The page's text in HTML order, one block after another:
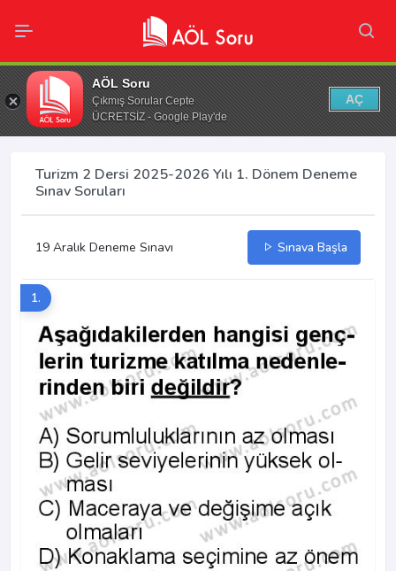
AÖL Soru
Çıkmış Sorular Cepte
ÜCRETSİZ - Google Play'de
AÇ
Turizm 2 Dersi 2025-2026 Yılı 1. Dönem Deneme
Sınav Soruları
19 Aralık Deneme Sınavı Sınava Başla
1.